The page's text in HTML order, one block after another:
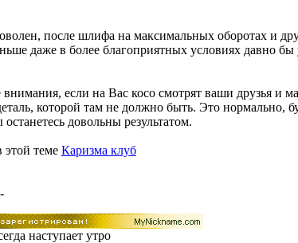
после шлифа на максимальных оборотах и
даже в более благоприятных условиях давно бы
если на Вас косо смотрят ваши друзья и
которой там не должно быть. Это нормально,
довольны результатом.
теме Каризма клуб
наступает утро